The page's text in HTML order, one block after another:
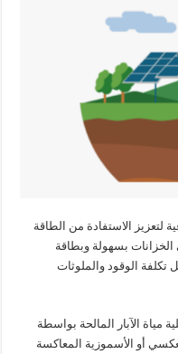
لتعزيز الاستفادة من الطاقة
الخزانات بسهولة وبطاقة
تكلفة الوقود والملوثات
مياة الآبار المالحة بواسطة
أو الأسموزية المعاكسة